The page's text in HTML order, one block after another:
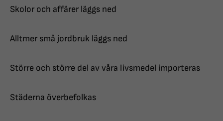
Skolor och affärer läggs ned
Alltmer små jordbruk läggs ned
Större och större del av våra livsmedel importeras
Städerna överbefolkas